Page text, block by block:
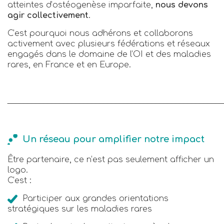
atteintes d’ostéogenèse imparfaite, nous devons
agir collectivement.
C’est pourquoi nous adhérons et collaborons
activement avec plusieurs fédérations et réseaux
engagés dans le domaine de l’OI et des maladies
rares, en France et en Europe.
Un réseau pour amplifier notre impact
Être partenaire, ce n’est pas seulement afficher un
logo.
C’est :
Participer aux grandes orientations
stratégiques sur les maladies rares